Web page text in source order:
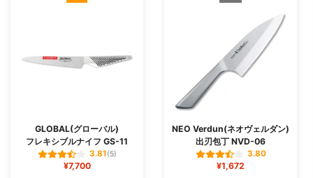
GLOBAL(グローバル)
フレキシブルナイフ GS-11
3.81(5)
¥7,700
NEO Verdun(ネオヴェルダン)
出刃包丁 NVD-06
3.80
¥1,672